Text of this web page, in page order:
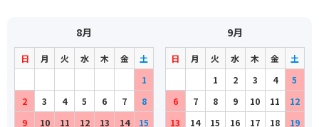
8月
日 月 火 水 木 金
土
1
2
3 4 5 6 7
8
9
10 11 12 13 14 15
9月
日 月 火 水 木 金
土
1
2 3 4
5
6
7 8 9 10 11
12
13
14 15 16 17 18 19